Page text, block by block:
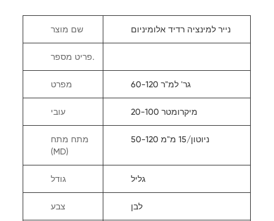
שם מוצר נייר למינציה רדיד אלומיניום
פריט מספר.
מפרט 60-120 גר' למ"ר
עובי 20-100 מיקרומטר
מתח מתח
(MD)
50-120 ניוטון/15 מ"מ
גודל גליל
צבע לבן